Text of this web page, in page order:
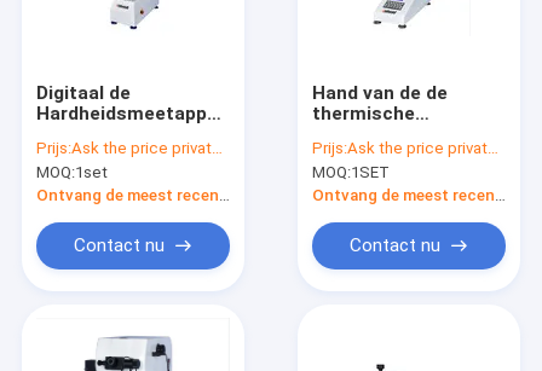
Digitaal de
Hardheidsmeetapparaat
Oppervlakterockwell
Prijs:Ask the price privately
MOQ:1set
Contact nu
Hand van de de
thermische
de
torentjeoppervlakte
gecarbureerd laag
1000 van Vickers
Prijs:Ask the price privately
MOQ:1SET
Contact nu